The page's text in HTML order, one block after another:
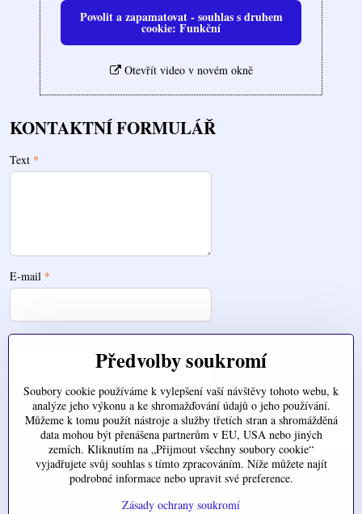
Povolit a zapamatovat - souhlas s druhem
cookie: Funkční
Otevřít video v novém okně
KONTAKTNÍ FORMULÁŘ
Text *
E-mail *
Zde nahrajte váš soubor
Předvolby soukromí
Soubory cookie používáme k vylepšení vaší návštěvy tohoto webu, k
analýze jeho výkonu a ke shromažďování údajů o jeho používání.
Můžeme k tomu použít nástroje a služby třetích stran a shromážděná
data mohou být přenášena partnerům v EU, USA nebo jiných
zemích. Kliknutím na „Přijmout všechny soubory cookie“
vyjadřujete svůj souhlas s tímto zpracováním. Níže můžete najít
podrobné informace nebo upravit své preference.
Zásady ochrany soukromí